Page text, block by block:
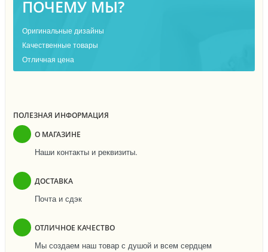
ПОЧЕМУ МЫ?
Оригинальные дизайны
Качественные товары
Отличная цена
ПОЛЕЗНАЯ ИНФОРМАЦИЯ
О МАГАЗИНЕ
Наши контакты и реквизиты.
ДОСТАВКА
Почта и сдэк
ОТЛИЧНОЕ КАЧЕСТВО
Мы создаем наш товар с душой и всем сердцем